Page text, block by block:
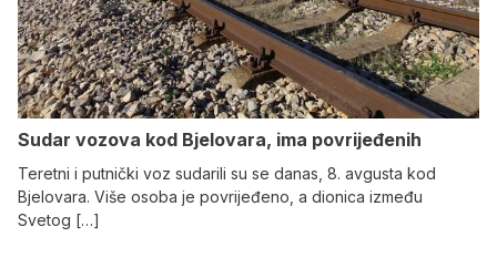
Sudar vozova kod Bjelovara, ima povrijeđenih
Teretni i putnički voz sudarili su se danas, 8. avgusta kod
Bjelovara. Više osoba je povrijeđeno, a dionica između
Svetog […]